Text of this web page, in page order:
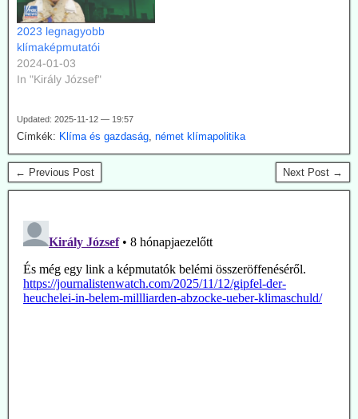
irányítás, mint a parlamenti
képviselők, a politikai
pártok, illetve a média
végre kijelentse,…
2023 legnagyobb
klímaképmutatói
2024-01-03
In "Király József"
Updated: 2025-11-12 — 19:57
Címkék: Klíma és gazdaság német klímapolitika
← Previous Post Next Post →